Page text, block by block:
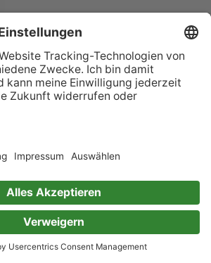
Scheidung ohne Scherben
Warum ihr mit der Trennung nicht warten müsst,
bis die Kinder ausgezogen sind und der Kredit
abbezahlt ist
Estell Baumann
Ganz einfach loslassen, lockern und entspannen
Serie
Helmut Oberlack Wilhelm Mertens